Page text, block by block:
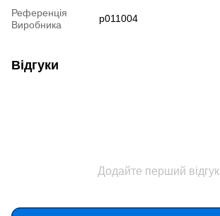
Референція
Виробника
p011004
Відгуки
Додайте перший відгук